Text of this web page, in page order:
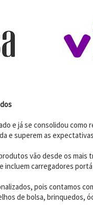
e já se consolidou
e superem as
vão desde os
carregadores
pois contamos
de bolsa, brinquedos,